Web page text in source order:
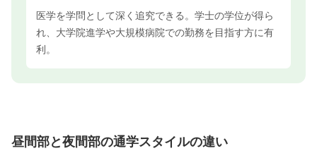
医学を学問として深く追究できる。学士の学位が得ら
れ、大学院進学や大規模病院での勤務を目指す方に有
利。
昼間部と夜間部の通学スタイルの違い